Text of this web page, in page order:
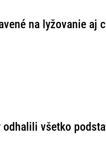
na lyžovanie
odhalili všetko